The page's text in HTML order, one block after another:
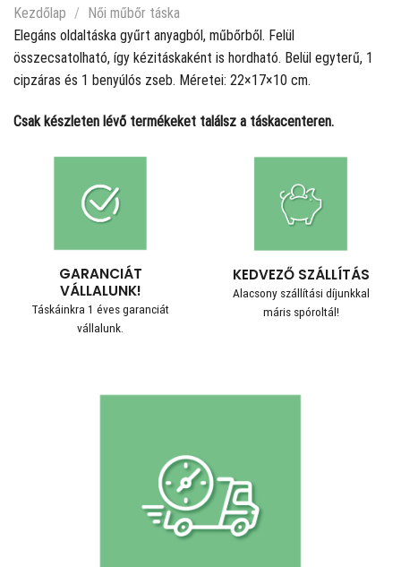
Kezdőlap /
Női műbőr táska
Elegáns oldaltáska gyűrt anyagból, műbőrből. Felül
összecsatolható, így kézitáskaként is hordható. Belül egyterű, 1
cipzáras és 1 benyúlós zseb. Méretei: 22×17×10 cm.
Csak készleten lévő termékeket találsz a táskacenteren.
GARANCIÁT
VÁLLALUNK!
Táskáinkra 1 éves garanciát
vállalunk.
KEDVEZŐ SZÁLLÍTÁS
Alacsony szállítási díjunkkal
máris spóroltál!